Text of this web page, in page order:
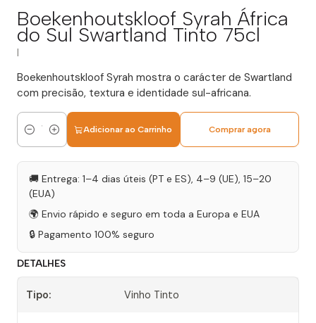
Boekenhoutskloof Syrah África
do Sul Swartland Tinto 75cl
Boekenhoutskloof Syrah mostra o carácter de Swartland
com precisão, textura e identidade sul-africana.
Quantidade
Adicionar ao Carrinho Comprar agora
🚚 Entrega: 1–4 dias úteis (PT e ES), 4–9 (UE), 15–20
(EUA)
🌍 Envio rápido e seguro em toda a Europa e EUA
🔒 Pagamento 100% seguro
DETALHES
Tipo: Vinho Tinto